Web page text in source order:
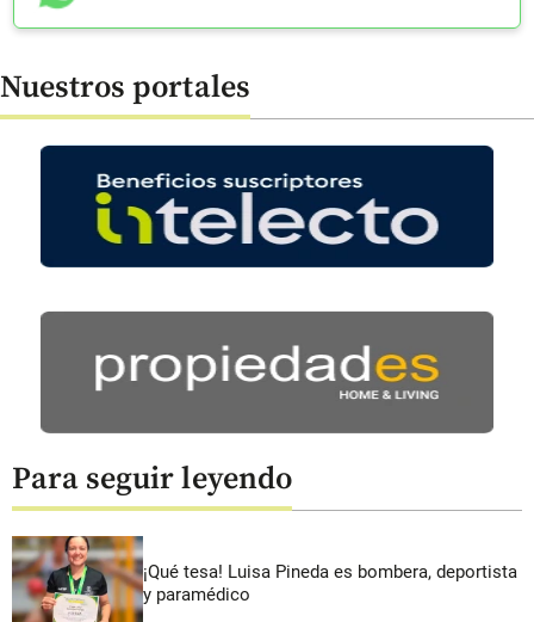
Nuestros portales
Para seguir leyendo
¡Qué tesa! Luisa Pineda es bombera, deportista
y paramédico